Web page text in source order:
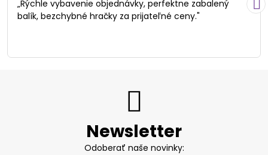
5
„Rýchle vybavenie objednávky, perfektne zabalený
balík, bezchybné hračky za prijateľné ceny."
Newsletter
Odoberať naše novinky: